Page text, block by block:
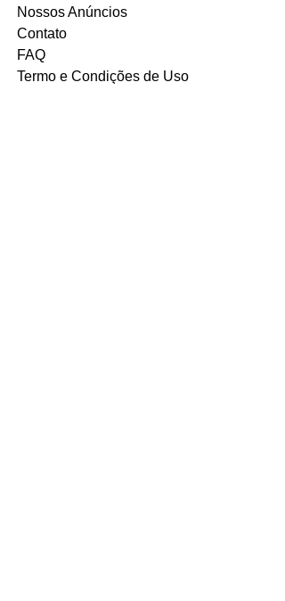
Nossos Anúncios
Contato
FAQ
Termo e Condições de Uso